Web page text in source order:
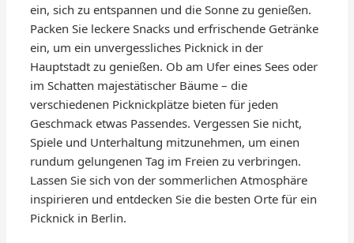
ein, sich zu entspannen und die Sonne zu genießen.
Packen Sie leckere Snacks und erfrischende Getränke
ein, um ein unvergessliches Picknick in der
Hauptstadt zu genießen. Ob am Ufer eines Sees oder
im Schatten majestätischer Bäume – die
verschiedenen Picknickplätze bieten für jeden
Geschmack etwas Passendes. Vergessen Sie nicht,
Spiele und Unterhaltung mitzunehmen, um einen
rundum gelungenen Tag im Freien zu verbringen.
Lassen Sie sich von der sommerlichen Atmosphäre
inspirieren und entdecken Sie die besten Orte für ein
Picknick in Berlin.